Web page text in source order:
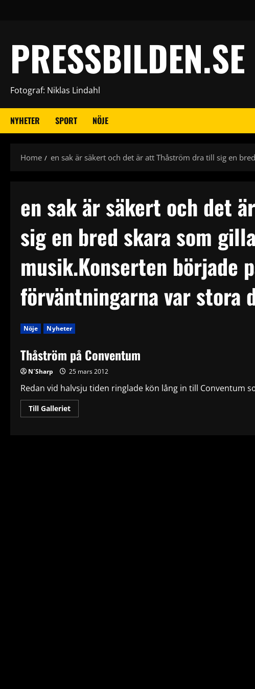
PRESSBILDEN.SE
Fotograf: Niklas Lindahl
NYHETER SPORT NÖJE
Home en sak är säkert och det är att Thåström dra till sig en
en sak är säkert och det
sig en bred skara som
musik.Konserten började
förväntningarna var stora
Nöje Nyheter
Thåström på Conventum
N´Sharp 25 mars 2012
Redan vid halvsju tiden ringlade kön lång in till Conventum
Till GallerietRead
more